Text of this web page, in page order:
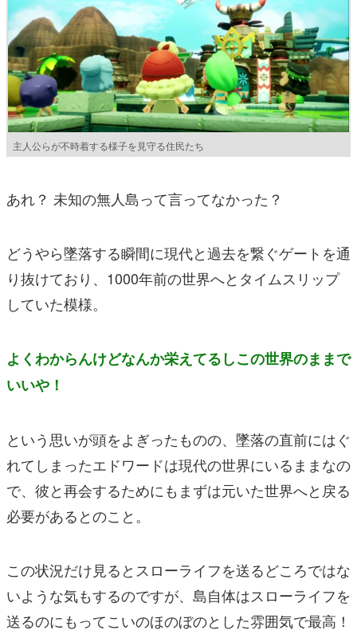
主人公らが不時着する様子を見守る住民たち
あれ？ 未知の無人島って言ってなかった？
どうやら墜落する瞬間に現代と過去を繋ぐゲートを通
り抜けており、1000年前の世界へとタイムスリップ
していた模様。
よくわからんけどなんか栄えてるしこの世界のままで
いいや！
という思いが頭をよぎったものの、墜落の直前にはぐ
れてしまったエドワードは現代の世界にいるままなの
で、彼と再会するためにもまずは元いた世界へと戻る
必要があるとのこと。
この状況だけ見るとスローライフを送るどころではな
いような気もするのですが、島自体はスローライフを
送るのにもってこいのほのぼのとした雰囲気で最高！